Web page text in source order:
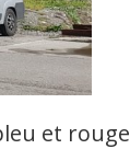
et rouge